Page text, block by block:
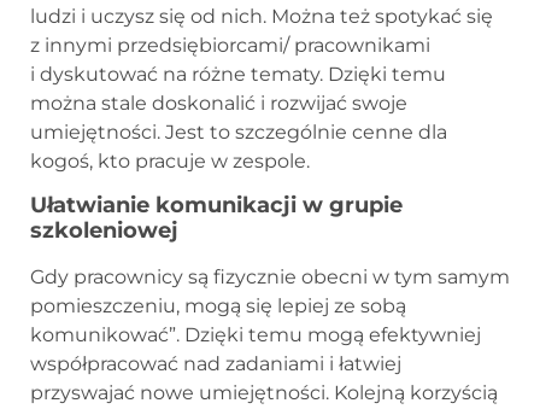
ludzi i uczysz się od nich. Można też spotykać się
z innymi przedsiębiorcami/ pracownikami
i dyskutować na różne tematy. Dzięki temu
można stale doskonalić i rozwijać swoje
umiejętności. Jest to szczególnie cenne dla
kogoś, kto pracuje w zespole.
Ułatwianie komunikacji w grupie
szkoleniowej
Gdy pracownicy są fizycznie obecni w tym samym
pomieszczeniu, mogą się lepiej ze sobą
komunikować”. Dzięki temu mogą efektywniej
współpracować nad zadaniami i łatwiej
przyswajać nowe umiejętności. Kolejną korzyścią